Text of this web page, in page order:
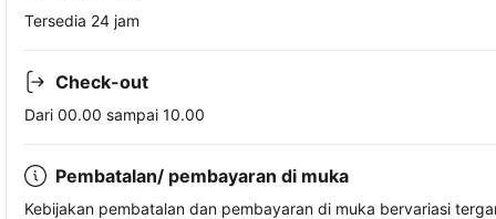
Tersedia 24 jam
Check-out
Dari 00.00 sampai 10.00
Pembatalan/ pembayaran di muka
Kebijakan pembatalan dan pembayaran di muka bervariasi